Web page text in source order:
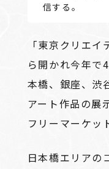
信する。
「東京クリエ
ら開かれ今年で
本橋、銀座、渋
アート作品の展
フリーマーケッ
日本橋エリアの